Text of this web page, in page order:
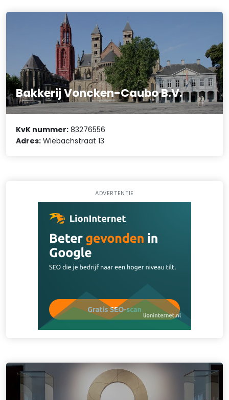
Bakkerij Voncken-Caubo B.V.
KvK nummer: 83276556
Adres: Wiebachstraat 13
ADVERTENTIE